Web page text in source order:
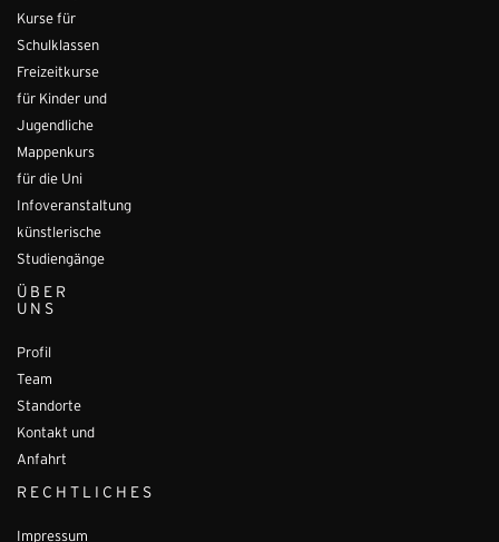
Kurse für
Schulklassen
Freizeitkurse
für Kinder und
Jugendliche
Mappenkurs
für die Uni
Infoveranstaltung
künstlerische
Studiengänge
ÜBER
UNS
Profil
Team
Standorte
Kontakt und
Anfahrt
RECHTLICHES
Impressum